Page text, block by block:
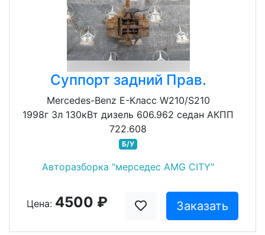
Суппорт задний Прав.
Mercedes-Benz E-Класс W210/S210
1998г 3л 130кВт дизель 606.962 седан АКПП
722.608
Б/У
Авторазборка "мерседес AMG CITY"
Цена: 4500 ₽ Заказать